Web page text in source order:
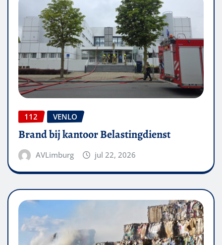
112 VENLO
Brand bij kantoor Belastingdienst
AVLimburg jul 22, 2026